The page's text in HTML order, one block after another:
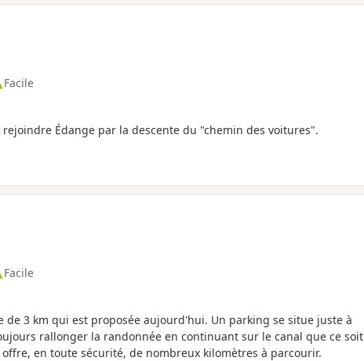
Facile
Édange par la descente du "chemin des voitures".
Facile
de 3 km qui est proposée aujourd'hui. Un parking se situe juste à
rallonger la randonnée en continuant sur le canal que ce soit
en toute sécurité, de nombreux kilomètres à parcourir.